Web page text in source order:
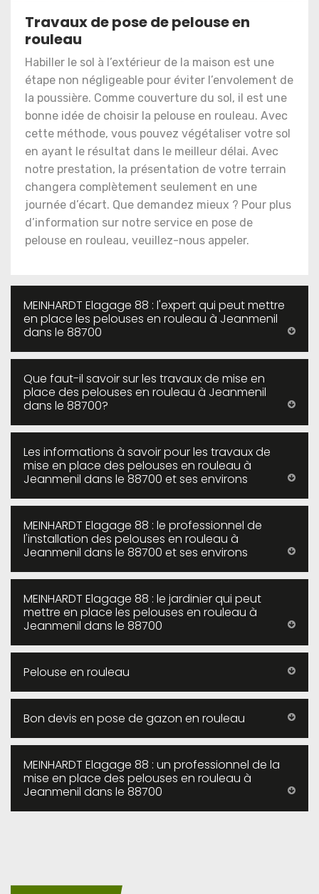
Travaux de pose de pelouse en
rouleau
Habiller le sol à l’extérieur de la maison est une
étape non négligeable pour éviter l’envolement de
la poussière. Comme couverture du sol, il est une
bonne idée de choisir la pelouse en rouleau. Avec
cette méthode, vous pouvez végétaliser votre sol
en ayant le résultat dans le meilleur délai. Avec
notre prestation, la présentation de votre terrain
changera complètement seulement en une
journée d’écart. Que demandez mieux ? Pour plus
d’information sur notre service en pose de
pelouse en rouleau, veuillez-nous appeler.
MEINHARDT Elagage 88 : l'expert qui peut mettre
en place les pelouses en rouleau à Jeanmenil
dans le 88700
Que faut-il savoir sur les travaux de mise en
place des pelouses en rouleau à Jeanmenil
dans le 88700?
Les informations à savoir pour les travaux de
mise en place des pelouses en rouleau à
Jeanmenil dans le 88700 et ses environs
MEINHARDT Elagage 88 : le professionnel de
l'installation des pelouses en rouleau à
Jeanmenil dans le 88700 et ses environs
MEINHARDT Elagage 88 : le jardinier qui peut
mettre en place les pelouses en rouleau à
Jeanmenil dans le 88700
Pelouse en rouleau
Bon devis en pose de gazon en rouleau
MEINHARDT Elagage 88 : un professionnel de la
mise en place des pelouses en rouleau à
Jeanmenil dans le 88700